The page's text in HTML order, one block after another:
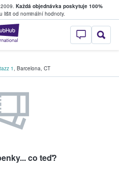
Každá objednávka poskytuje 100%
lišit od nominální hodnoty.
StubHub –
a prodávají vstupenky
1, Barcelona, CT
co teď?